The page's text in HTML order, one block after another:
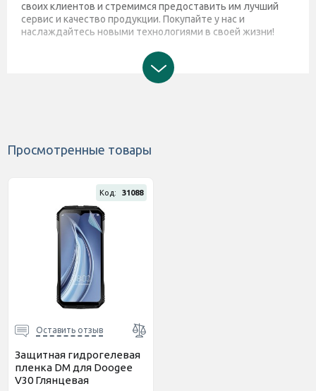
своих клиентов и стремимся предоставить им лучший
сервис и качество продукции. Покупайте у нас и
наслаждайтесь новыми технологиями в своей жизни!
Просмотренные товары
Код: 31088
Оставить отзыв
Защитная гидрогелевая
пленка DM для Doogee
V30 Глянцевая